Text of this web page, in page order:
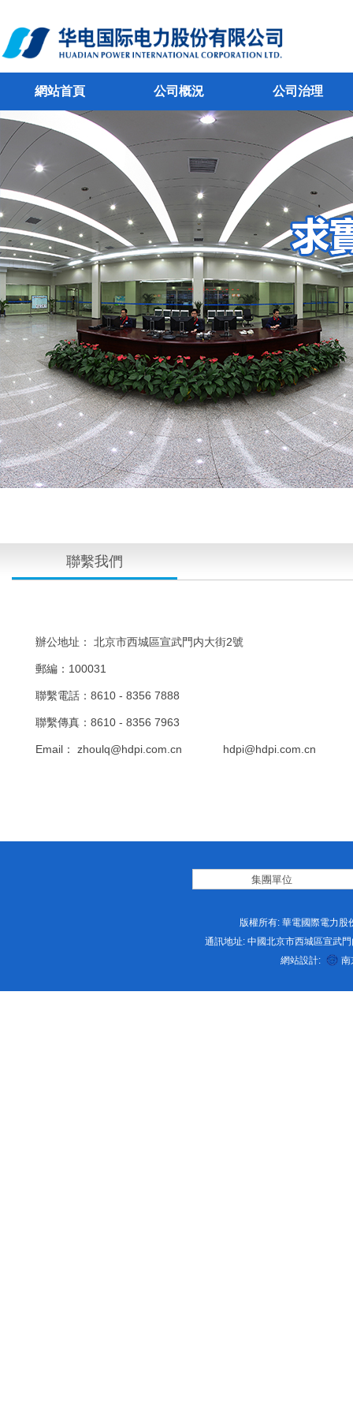
網站首頁 公司概況 公司治理
聯繫我們
辦公地址： 北京市西城區宣武門内大街2號
郵編：100031
聯繫電話：8610 - 8356 7888
聯繫傳真：8610 - 8356 7963
Email： zhoulq@hdpi.com.cn hdpi@hdpi.com.cn
版權所有: 華電國際電力股
通訊地址: 中國北京市西城區宣武
網站設計:
南